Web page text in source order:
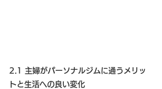
2.1 主婦がパーソナルジムに通うメリッ
トと生活への良い変化